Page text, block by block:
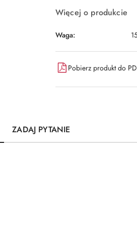
Więcej o produkcie
Waga:
Pobierz produkt do
ZADAJ PYTANIE